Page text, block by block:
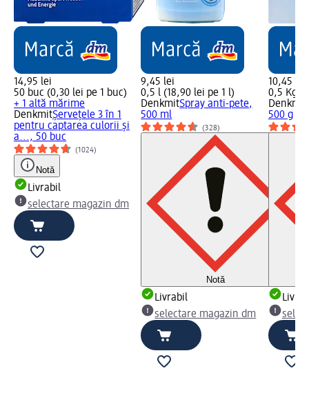
14,95 lei
50 buc (0,30 lei pe 1 buc)
+ 1 altă mărime
DenkmitȘervețele 3 în 1
pentru captarea culorii și
a..., 50 buc
(1024)
Notă
Livrabil
selectare magazin dm
9,45 lei
0,5 l (18,90 lei pe 1 l)
DenkmitSpray anti-pete,
500 ml
(328)
Notă
Livrabil
selectare magazin dm
10,45 lei
0,5 Kg
Denkmit
500 g